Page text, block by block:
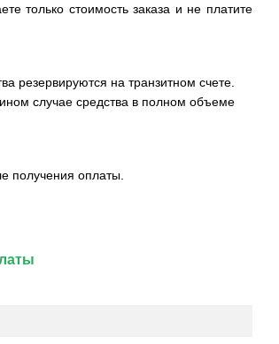
только стоимость заказа и не платите
резервируются на транзитном счете.
случае средства в полном объеме
получения оплаты.